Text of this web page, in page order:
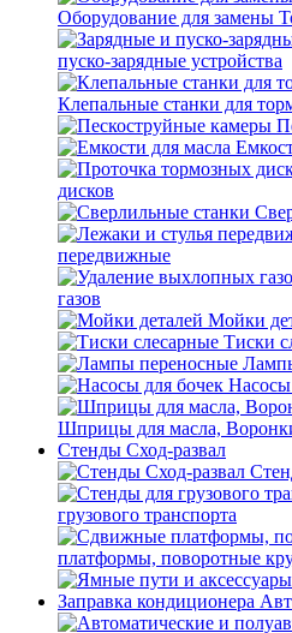
Оборудование для замены
пуско-зарядные устройства
Клепальные станки для
дисков
передвижные
газов
Мойки
Тиски
Насосы
Шприцы для масла,
Стенды Сход-развал
грузового транспорта
платформы, поворотные
Заправка кондиционера